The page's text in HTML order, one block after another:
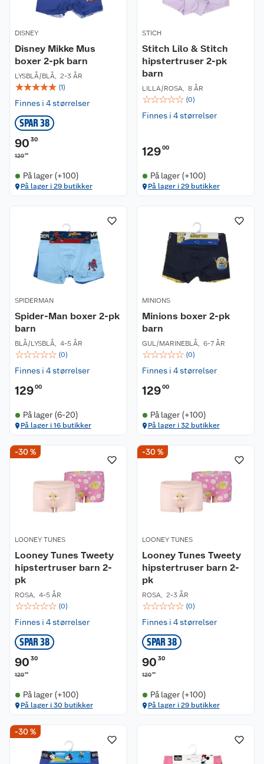
DISNEY
Disney Mikke Mus
boxer 2-pk barn
LYSBLÅ/BLÅ, 2-3 ÅR
☆☆☆☆☆ (1)
Finnes i 4 størrelser
SPAR 38
90 30
12900
På lager (+100)
På lager i 29 butikker
STICH
Stitch Lilo & Stitch
hipstertruser 2-pk
barn
LILLA/ROSA, 8 ÅR
☆☆☆☆☆ (0)
Finnes i 4 størrelser
12900
På lager (+100)
På lager i 29 butikker
SPIDERMAN
Spider-Man boxer 2-pk
barn
BLÅ/LYSBLÅ, 4-5 ÅR
☆☆☆☆☆ (0)
Finnes i 4 størrelser
12900
På lager (6-20)
På lager i 16 butikker
MINIONS
Minions boxer 2-pk
barn
GUL/MARINEBLÅ, 6-7 ÅR
☆☆☆☆☆ (0)
Finnes i 4 størrelser
12900
På lager (+100)
På lager i 32 butikker
-30 %
LOONEY TUNES
Looney Tunes Tweety
hipstertruser barn 2-
pk
ROSA, 4-5 ÅR
☆☆☆☆☆ (0)
Finnes i 4 størrelser
SPAR 38
90 30
12900
På lager (+100)
På lager i 30 butikker
-30 %
LOONEY TUNES
Looney Tunes Tweety
hipstertruser barn 2-
pk
ROSA, 2-3 ÅR
☆☆☆☆☆ (0)
Finnes i 4 størrelser
SPAR 38
90 30
12900
På lager (+100)
På lager i 29 butikker
-30 %